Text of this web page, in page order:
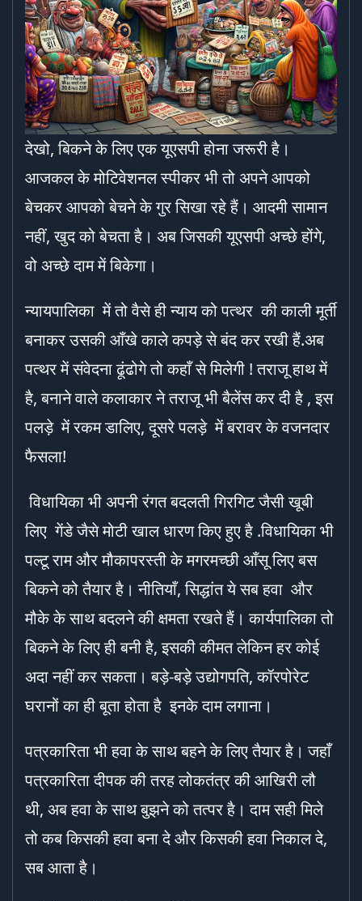
देखो, बिकने के लिए एक यूएसपी होना जरूरी है।
आजकल के मोटिवेशनल स्पीकर भी तो अपने आपको
बेचकर आपको बेचने के गुर सिखा रहे हैं। आदमी सामान
नहीं, खुद को बेचता है। अब जिसकी यूएसपी अच्छे होंगे,
वो अच्छे दाम में बिकेगा।
न्यायपालिका में तो वैसे ही न्याय को पत्थर की काली मूर्ती
बनाकर उसकी आँखे काले कपड़े से बंद कर रखी हैं.अब
पत्थर में संवेदना ढूंढोगे तो कहाँ से मिलेगी ! तराजू हाथ में
है, बनाने वाले कलाकार ने तराजू भी बैलेंस कर दी है , इस
पलड़े में रकम डालिए, दूसरे पलड़े में बरावर के वजनदार
फैसला!
विधायिका भी अपनी रंगत बदलती गिरगिट जैसी खूबी
लिए गेंडे जैसे मोटी खाल धारण किए हुए है .विधायिका भी
पल्टू राम और मौकापरस्ती के मगरमच्छी आँसू लिए बस
बिकने को तैयार है। नीतियाँ, सिद्धांत ये सब हवा और
मौके के साथ बदलने की क्षमता रखते हैं। कार्यपालिका तो
बिकने के लिए ही बनी है, इसकी कीमत लेकिन हर कोई
अदा नहीं कर सकता। बड़े-बड़े उद्योगपति, कॉरपोरेट
घरानों का ही बूता होता है इनके दाम लगाना।
पत्रकारिता भी हवा के साथ बहने के लिए तैयार है। जहाँ
पत्रकारिता दीपक की तरह लोकतंत्र की आखिरी लौ
थी, अब हवा के साथ बुझने को तत्पर है। दाम सही मिले
तो कब किसकी हवा बना दे और किसकी हवा निकाल दे,
सब आता है।